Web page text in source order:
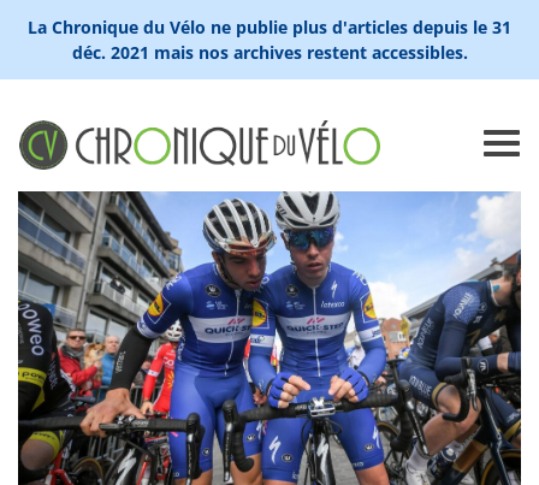
La Chronique du Vélo ne publie plus d'articles depuis le 31
déc. 2021 mais nos archives restent accessibles.